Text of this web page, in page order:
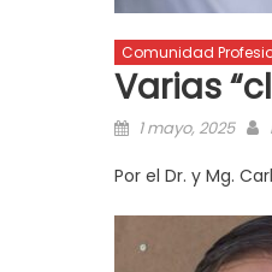
Comunidad
Varias
1 mayo, 2025
Por el Dr. y Mg.